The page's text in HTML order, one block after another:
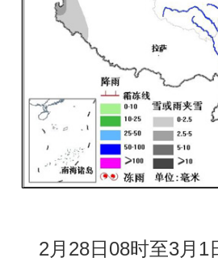
2月28日08时至3月1